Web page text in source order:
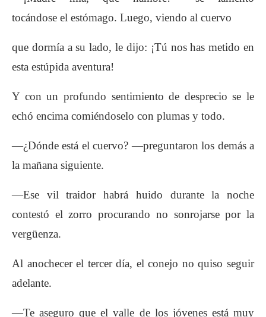
tocándose el estómago. Luego, viendo al cuervo
que dormía a su lado, le dijo: ¡Tú nos has metido en
esta estúpida aventura!
Y con un profundo sentimiento de despreciose le
echó encima comiéndoselo con plumas y todo.
—¿Dónde está el cuervo? —preguntaron los demás a
la mañana siguiente.
—Ese vil traidor habrá huido durante la noche
contestó el zorro procurando no sonrojarse porla
vergüenza.
Al anochecer el tercer día, el conejo no quiso seguir
adelante.
—Te aseguro que el valle de los jóvenes está muy